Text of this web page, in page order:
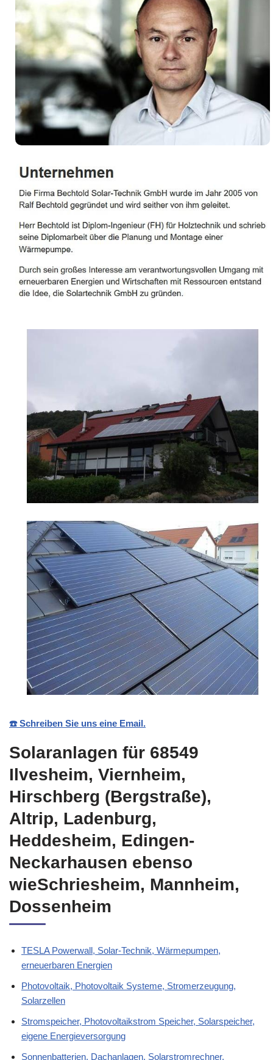
☎️ Schreiben Sie uns eine Email.
Solaranlagen für 68549
Ilvesheim, Viernheim,
Hirschberg (Bergstraße),
Altrip, Ladenburg,
Heddesheim, Edingen-
Neckarhausen ebenso
wieSchriesheim, Mannheim,
Dossenheim
TESLA Powerwall, Solar-Technik, Wärmepumpen,
erneuerbaren Energien
Photovoltaik, Photovoltaik Systeme, Stromerzeugung,
Solarzellen
Stromspeicher, Photovoltaikstrom Speicher, Solarspeicher,
eigene Energieversorgung
Sonnenbatterien, Dachanlagen, Solarstromrechner,